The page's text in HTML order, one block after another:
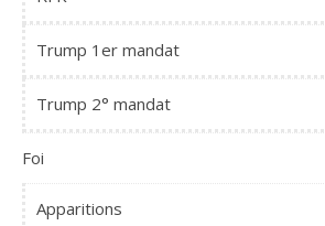
Trump 1er mandat
Trump 2° mandat
Foi
Apparitions